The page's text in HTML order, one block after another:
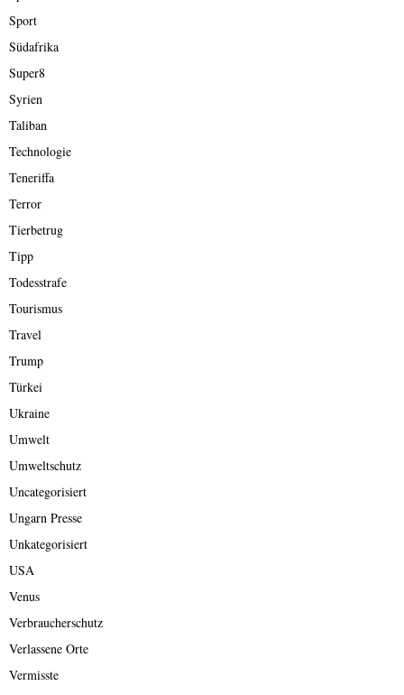
Sport
Südafrika
Super8
Syrien
Taliban
Technologie
Teneriffa
Terror
Tierbetrug
Tipp
Todesstrafe
Tourismus
Travel
Trump
Türkei
Ukraine
Umwelt
Umweltschutz
Uncategorisiert
Ungarn Presse
Unkategorisiert
USA
Venus
Verbraucherschutz
Verlassene Orte
Vermisste